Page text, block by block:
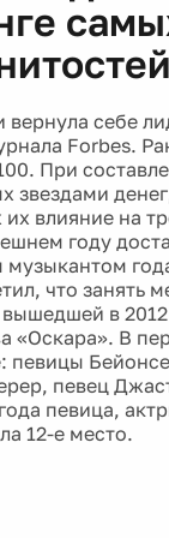
себе
Forbes.
При
звездами
влияние на
году
музыкантом
что занять
в
«Оскара». В
певицы
певец
певица,
12-е место.